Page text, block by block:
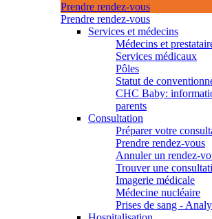
Prendre rendez-vous
Prendre rendez-vous
Services et médecins
Médecins et
Services médicaux
Pôles
Statut de
CHC Baby:
parents
Consultation
Préparer votre
Prendre rendez-vous
Annuler un rendez-
Trouver une
Imagerie médicale
Médecine nucléaire
Prises de sang -